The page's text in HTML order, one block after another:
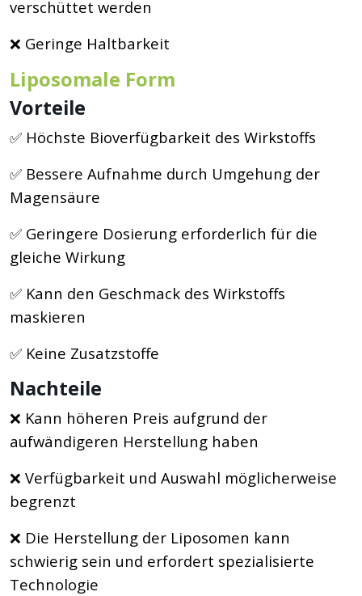
verschüttet werden
❌ Geringe Haltbarkeit
Liposomale Form
Vorteile
✅ Höchste Bioverfügbarkeit des Wirkstoffs
✅ Bessere Aufnahme durch Umgehung der
Magensäure
✅ Geringere Dosierung erforderlich für die
gleiche Wirkung
✅ Kann den Geschmack des Wirkstoffs
maskieren
✅ Keine Zusatzstoffe
Nachteile
❌ Kann höheren Preis aufgrund der
aufwändigeren Herstellung haben
❌ Verfügbarkeit und Auswahl möglicherweise
begrenzt
❌ Die Herstellung der Liposomen kann
schwierig sein und erfordert spezialisierte
Technologie